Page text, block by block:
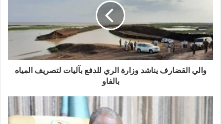
والي القضارف يناشد وزارة الري للدفع بآليات لتصريف المياه
بالفاو